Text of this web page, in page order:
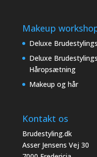
Makeup
Deluxe
Deluxe
Håropsætning
Makeup og hår
Kontakt os
Brudestyling.dk
Asser Jensens Vej 30